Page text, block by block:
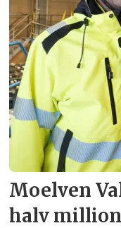
Moelven
halv million